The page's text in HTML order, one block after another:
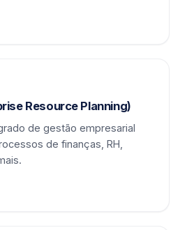
Resource Planning)
de gestão empresarial
de finanças, RH,